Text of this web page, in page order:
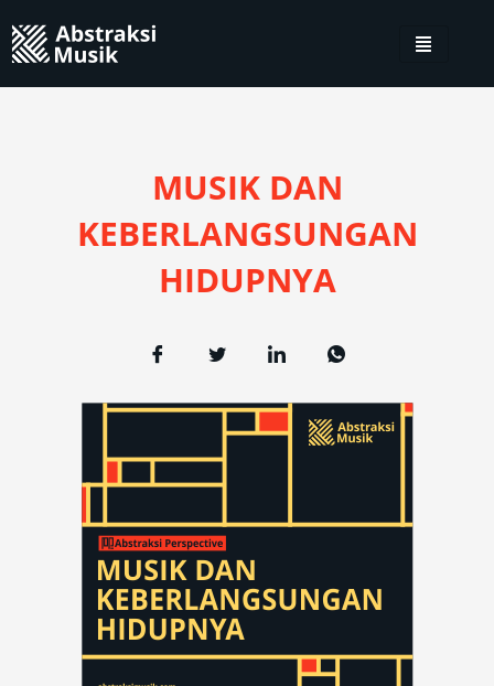
MUSIK DAN
KEBERLANGSUNGAN
HIDUPNYA